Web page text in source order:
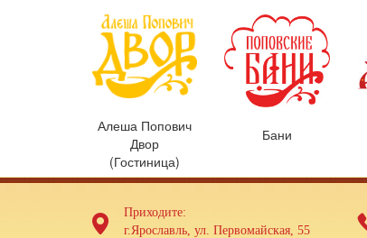
Алеша Попович
Двор
(Гостиница)
Бани
Приходите:
г.Ярославль, ул. Первомайская, 55